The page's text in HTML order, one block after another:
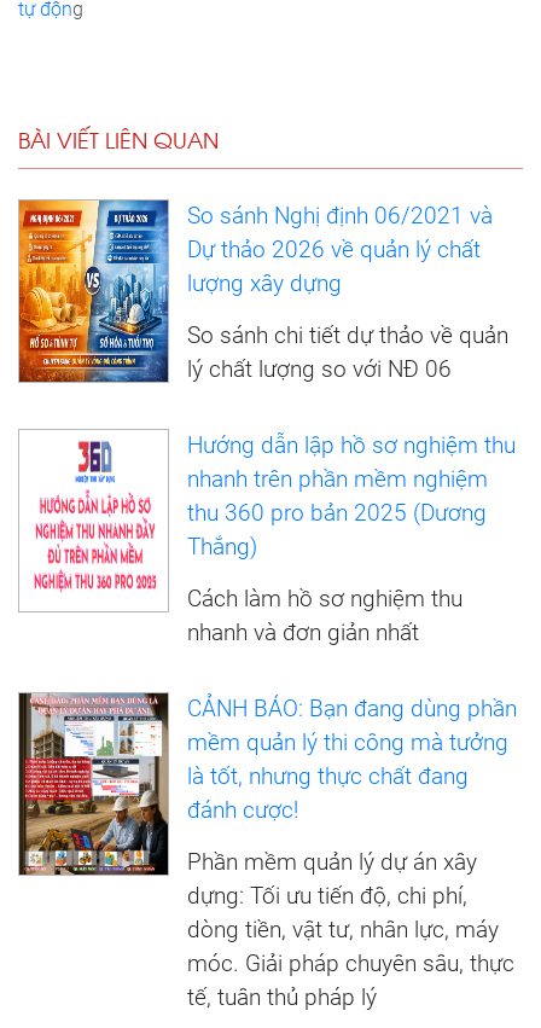
tự động
BÀI VIẾT LIÊN QUAN
So sánh Nghị định 06/2021 và
Dự thảo 2026 về quản lý chất
lượng xây dựng
So sánh chi tiết dự thảo về quản
lý chất lượng so với NĐ 06
Hướng dẫn lập hồ sơ nghiệm thu
nhanh trên phần mềm nghiệm
thu 360 pro bản 2025 (Dương
Thắng)
Cách làm hồ sơ nghiệm thu
nhanh và đơn giản nhất
CẢNH BÁO: Bạn đang dùng phần
mềm quản lý thi công mà tưởng
là tốt, nhưng thực chất đang
đánh cược!
Phần mềm quản lý dự án xây
dựng: Tối ưu tiến độ, chi phí,
dòng tiền, vật tư, nhân lực, máy
móc. Giải pháp chuyên sâu, thực
tế, tuân thủ pháp lý